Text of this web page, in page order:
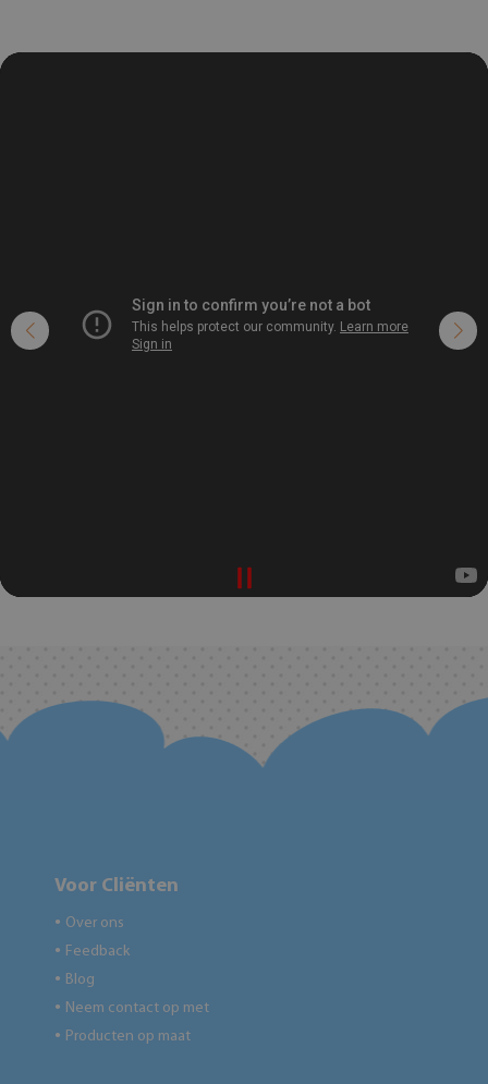
Voor Cliënten
● Over ons
● Feedback
● Blog
● Neem contact op met
● Producten op maat